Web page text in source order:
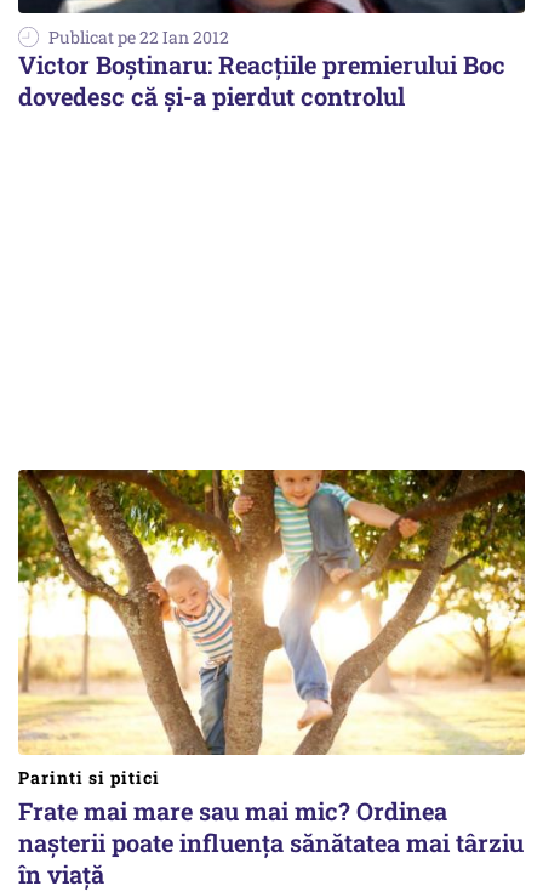
Publicat pe 22 Ian 2012
Victor Boștinaru: Reacțiile premierului Boc
dovedesc că și-a pierdut controlul
Parinti si pitici
Frate mai mare sau mai mic? Ordinea
nașterii poate influența sănătatea mai târziu
în viață